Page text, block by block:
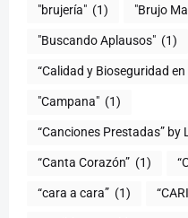
"brujería" (1) "Brujo
"Buscando Aplausos" (1)
"Campana" (1)
“Canciones Prestadas” by
“Canta Corazón” (1)
“cara a cara” (1)